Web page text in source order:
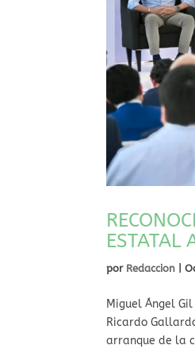
ESTATAL
por Redaccion |
Miguel Ángel
Ricardo
arranque de la